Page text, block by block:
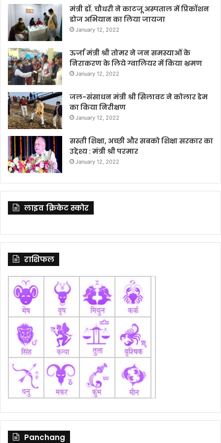
मंत्री डॉ. चौधरी ने काटजू अस्पताल में प्रिकॉशन
डोज अभियान का लिया जायजा
January 12, 2022
ऊर्जा मंत्री श्री तोमर ने जन समस्याओं के
निराकरण के लिये ग्वालियर में किया भ्रमण
January 12, 2022
जल-संसाधन मंत्री श्री सिलावट ने कोलार डेम
का किया निरीक्षण
January 12, 2022
सस्ती शिक्षा, अच्छी और सबको शिक्षा सरकार का
उद्देश्य : मंत्री श्री परमार
January 12, 2022
लाइव क्रिकेट स्कोर
राशिफल
Panchang